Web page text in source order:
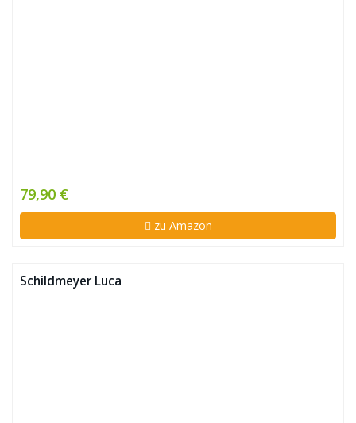
79,90 €
zu Amazon
Schildmeyer Luca